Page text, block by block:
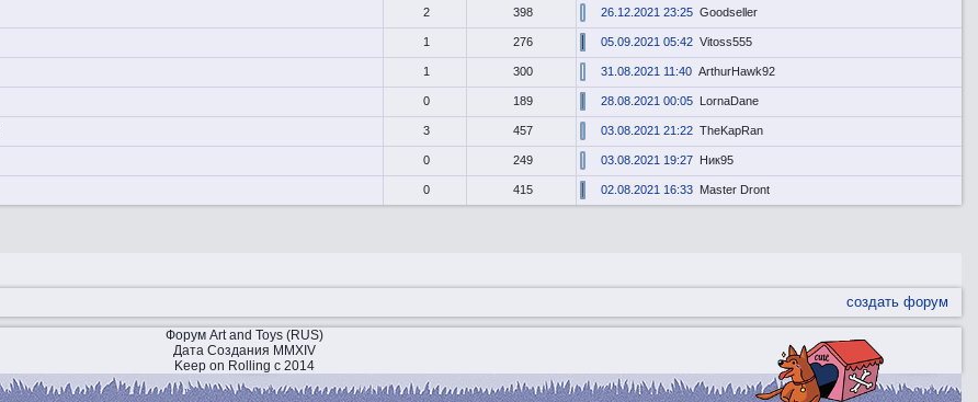
2 398 26.12.2021 23:25 Goodseller
1 276 05.09.2021 05:42 Vitoss555
1 300 31.08.2021 11:40 ArthurHawk92
0 189 28.08.2021 00:05 LornaDane
3 457 03.08.2021 21:22 TheKapRan
0 249 03.08.2021 19:27 Ник95
0 415 02.08.2021 16:33 Master Dront
создать форум
Форум Art and Toys (RUS)
Дата Создания MMXIV
Keep on Rolling с 2014